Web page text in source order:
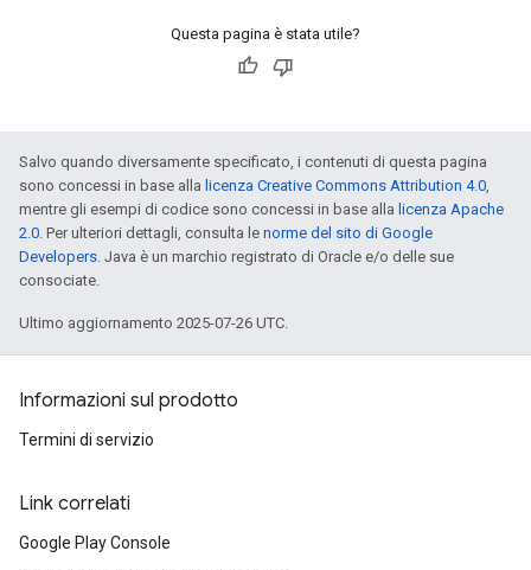
Questa pagina è stata utile?
Salvo quando diversamente specificato, i contenuti di questa pagina
sono concessi in base alla licenza Creative Commons Attribution 4.0,
mentre gli esempi di codice sono concessi in base alla licenza Apache
2.0. Per ulteriori dettagli, consulta le norme del sito di Google
Developers. Java è un marchio registrato di Oracle e/o delle sue
consociate.
Ultimo aggiornamento 2025-07-26 UTC.
Informazioni sul prodotto
Termini di servizio
Link correlati
Google Play Console